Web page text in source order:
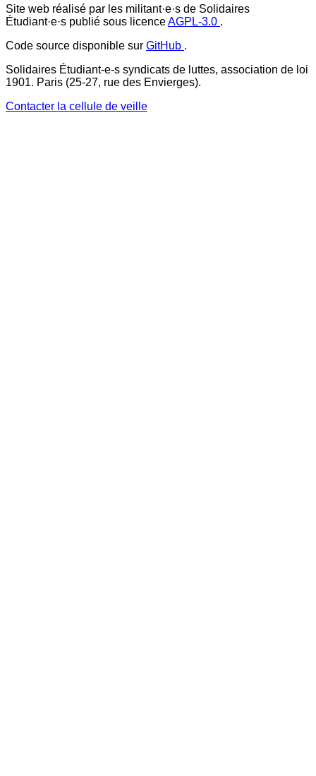
Site web réalisé par les militant·e·s de Solidaires
Étudiant·e·s publié sous licenceAGPL-3.0 .
Code source disponible sur GitHub .
Solidaires Étudiant-e-s syndicats de luttes, association de loi
1901. Paris (25-27, rue des Envierges).
Contacter la cellule de veille